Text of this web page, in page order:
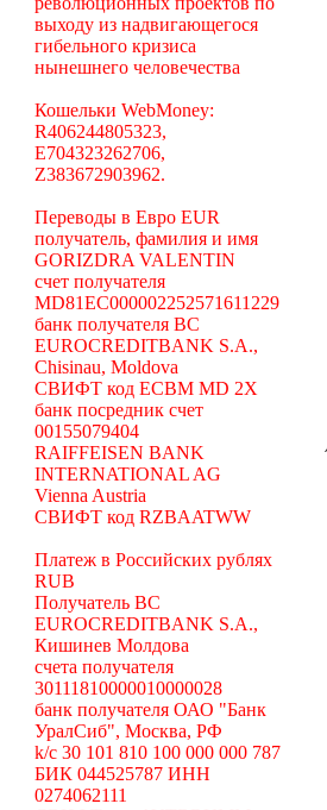
выходу из надвигающегося
гибельного кризиса
нынешнего человечества
Кошельки WebMoney:
R406244805323,
E704323262706,
Z383672903962.
Переводы в Евро EUR
получатель, фамилия и имя
GORIZDRA VALENTIN
счет получателя
MD81EC000002252571611229
банк получателя BC
EUROCREDITBANK S.A.,
Chisinau, Moldova
СВИФТ код ECBM MD 2X
банк посредник счет
00155079404
RAIFFEISEN BANK
INTERNATIONAL AG
Vienna Austria
СВИФТ код RZBAATWW
Платеж в Российских рублях
RUB
Получатель BC
EUROCREDITBANK S.A.,
Кишинев Молдова
счета получателя
30111810000010000028
банк получателя ОАО "Банк
УралСиб", Москва, РФ
k/c 30 101 810 100 000 000 787
БИК 044525787 ИНН
0274062111